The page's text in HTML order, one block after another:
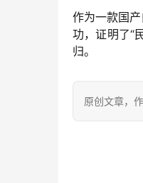
作为一款国
功，证明了“
归。
原创文章，